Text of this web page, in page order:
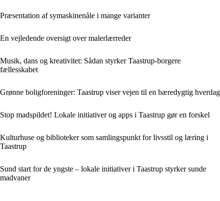
Præsentation af symaskinenåle i mange varianter
En vejledende oversigt over malerlærreder
Musik, dans og kreativitet: Sådan styrker Taastrup-borgere
fællesskabet
Grønne boligforeninger: Taastrup viser vejen til en bæredygtig hverdag
Stop madspildet! Lokale initiativer og apps i Taastrup gør en forskel
Kulturhuse og biblioteker som samlingspunkt for livsstil og læring i
Taastrup
Sund start for de yngste – lokale initiativer i Taastrup styrker sunde
madvaner